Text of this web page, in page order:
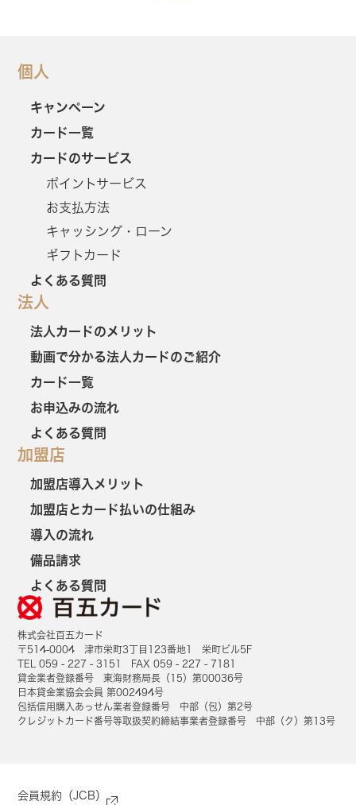
個人
キャンペーン
カード一覧
カードのサービス
ポイントサービス
お支払方法
キャッシング・ローン
ギフトカード
よくある質問
法人
法人カードのメリット
動画で分かる法人カードのご紹介
カード一覧
お申込みの流れ
よくある質問
加盟店
加盟店導入メリット
加盟店とカード払いの仕組み
導入の流れ
備品請求
よくある質問
株式会社百五カード
〒514-0004 津市栄町3丁目123番地1 栄町ビル5F
TEL 059 - 227 - 3151 FAX 059 - 227 - 7181
貸金業者登録番号 東海財務局長（15）第00036号
日本貸金業協会会員 第002494号
包括信用購入あっせん業者登録番号 中部（包）第2号
クレジットカード番号等取扱契約締結事業者登録番号 中部（ク）第13号
会員規約（JCB）